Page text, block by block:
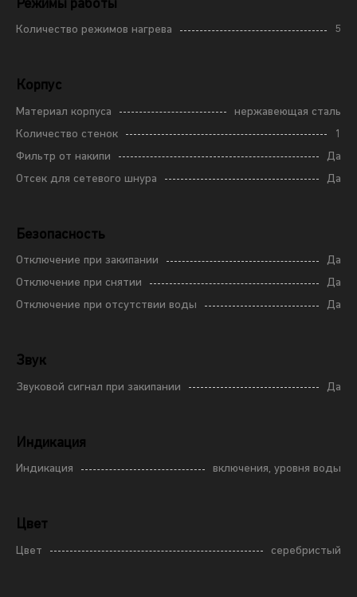
Режимы работы
Количество режимов нагрева 5
Корпус
Материал корпуса
нержавеющая сталь
Количество стенок
1
Фильтр от накипи
Да
Отсек для сетевого шнура
Да
Безопасность
Отключение при закипании
Да
Отключение при снятии
Да
Отключение при отсутствии воды
Да
Звук
Звуковой сигнал при закипании Да
Индикация
Индикация включения, уровня воды
Цвет
Цвет серебристый